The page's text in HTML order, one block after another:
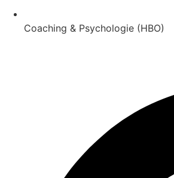
Coaching & Psychologie (HBO)